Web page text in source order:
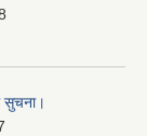
सुचना।